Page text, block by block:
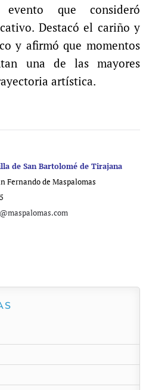
que consideró
Destacó el cariño y
y afirmó que momentos
una de las mayores
artística.
de San Bartolomé de Tirajana
Fernando de Maspalomas